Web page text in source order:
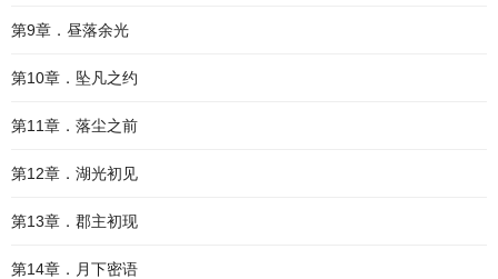
第9章．昼落余光
第10章．坠凡之约
第11章．落尘之前
第12章．湖光初见
第13章．郡主初现
第14章．月下密语